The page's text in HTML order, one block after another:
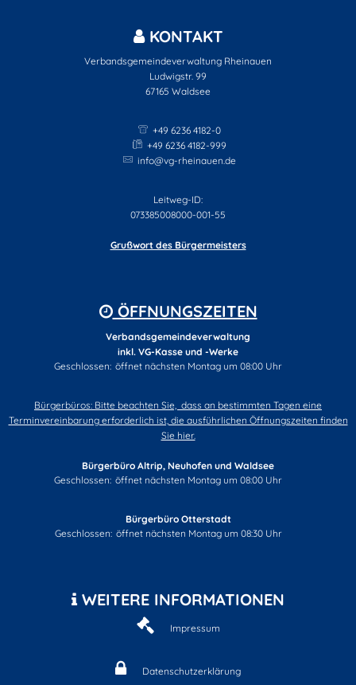
KONTAKT
Verbandsgemeindeverwaltung Rheinauen
Ludwigstr. 99
67165 Waldsee
+49 6236 4182-0
+49 6236 4182-999
info@vg-rheinauen.de
Leitweg-ID:
073385008000-001-55
Grußwort des Bürgermeisters
ÖFFNUNGSZEITEN
Verbandsgemeindeverwaltung
inkl. VG-Kasse und -Werke
Klicken, um weitere Öffnungs- oder Schließzeiten auszublenden
Geschlossen: öffnet nächsten Montag um 08:00 Uhr
Bürgerbüros: Bitte beachten Sie, dass an bestimmten Tagen eine
Terminvereinbarung erforderlich ist, die ausführlichen Öffnungszeiten finden
Sie hier.
Bürgerbüro Altrip, Neuhofen und Waldsee
Klicken, um weitere Öffnungs- oder Schließzeiten auszublenden
Geschlossen: öffnet nächsten Montag um 08:00 Uhr
Bürgerbüro Otterstadt
Klicken, um weitere Öffnungs- oder Schließzeiten auszublenden
Geschlossen: öffnet nächsten Montag um 08:30 Uhr
WEITERE INFORMATIONEN
Impressum
Datenschutzerklärung